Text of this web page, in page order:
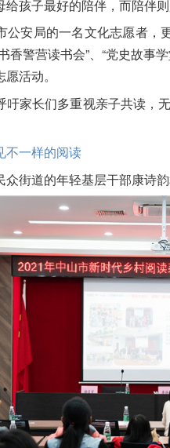
孩子最好的陪伴，而陪伴则
公安局的一名文化志愿者，
香警营读书会”、“党史故事
活动。
吁家长们多重视亲子共读，
不一样的阅读
街道的年轻基层干部康诗韵